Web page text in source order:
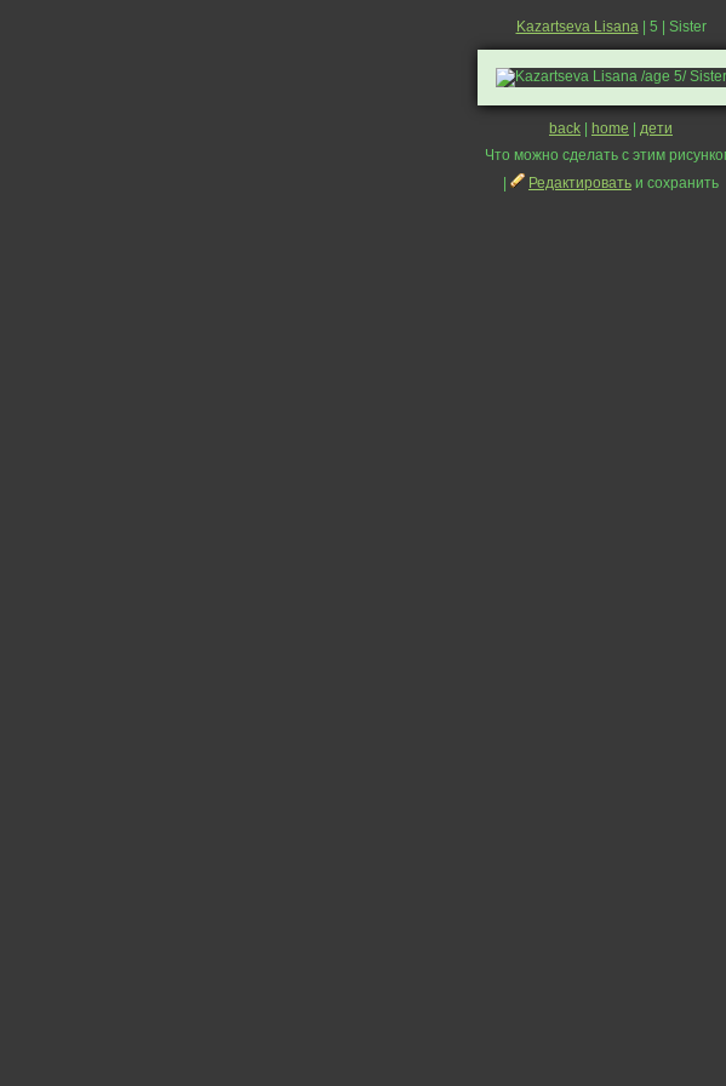
Kazartseva Lisana| 5 | Sister
back home
дети
Что можно сделать с этим
Редактировать и сохранить